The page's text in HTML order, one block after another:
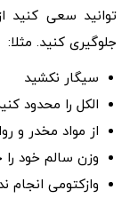
توانید سعی کنید
جلوگیری کنید. مثلا:
سیگار نکشید
الکل را محدود
از مواد مخدر و
وزن سالم خود
وازکتومی انجام